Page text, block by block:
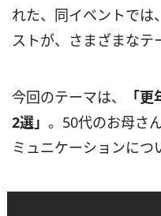
れた、同イベントでは
ストが、さまざまなテ
今回のテーマは、
「
2選」 。50代のお母さ
ミュニケーションにつ